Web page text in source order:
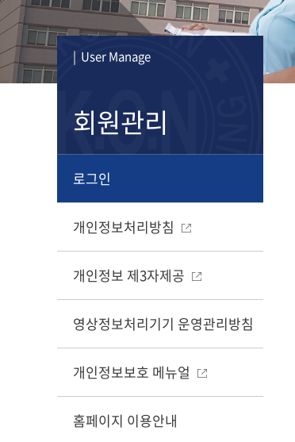
| User Manage
회원관리
로그인
개인정보처리방침
개인정보 제3자제공
영상정보처리기기 운영관리방침
개인정보보호 메뉴얼
홈페이지 이용안내